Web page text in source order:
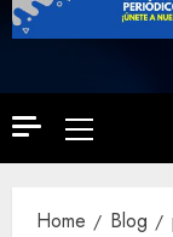
Primary
Menu
Home Blog